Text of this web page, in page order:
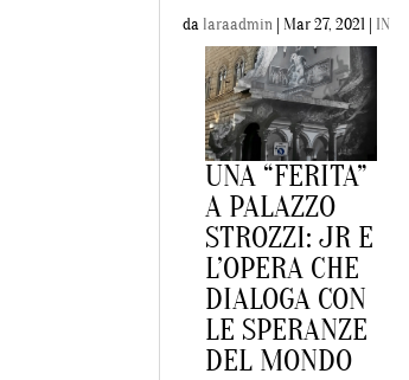
da laraadmin |Mar 27, 2021 | IN
EVIDENZA,LIFESTYLE
UNA “FERITA”
A PALAZZO
STROZZI: JR E
L’OPERA CHE
DIALOGA CON
LE SPERANZE
DEL MONDO